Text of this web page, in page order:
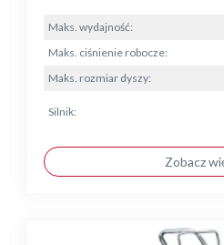
Maks. wydajność:
Maks. ciśnienie robocze:
Maks. rozmiar dyszy:
Silnik:
Zobacz